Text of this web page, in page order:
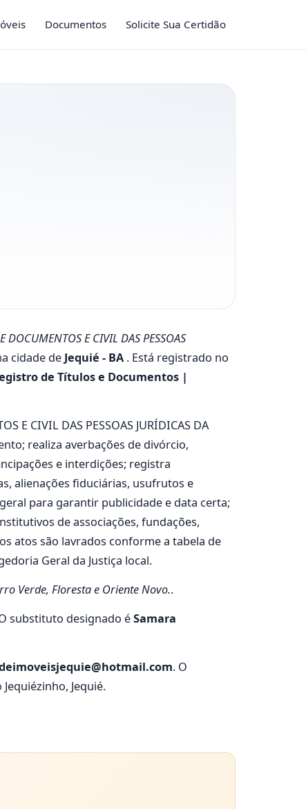
Documentos Solicite Sua Certidão
DOCUMENTOS E CIVIL DAS PESSOAS
cidade de Jequié - BA . Está registrado no
de Títulos e Documentos |
E CIVIL DAS PESSOAS JURÍDICAS DA
realiza averbações de divórcio,
e interdições; registra
alienações fiduciárias, usufrutos e
para garantir publicidade e data certa;
de associações, fundações,
atos são lavrados conforme a tabela de
Geral da Justiça local.
Verde, Floresta e Oriente Novo..
substituto designado éSamara
. O
Jequié.